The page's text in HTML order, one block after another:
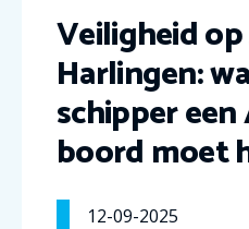
Veiligheid
Harlingen:
schipper een
boord moet
12-09-2025